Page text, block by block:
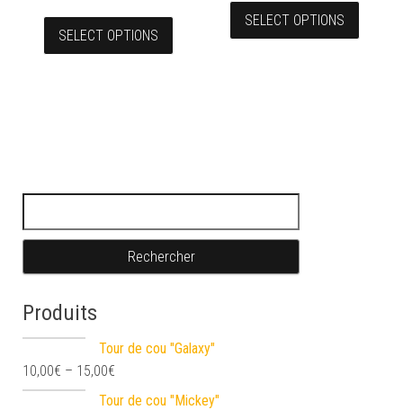
SELECT OPTIONS
SELECT OPTIONS
Produits
Tour de cou "Galaxy"
10,00€ – 15,00€
Tour de cou "Mickey"